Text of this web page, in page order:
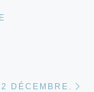
DÉCEMBRE.